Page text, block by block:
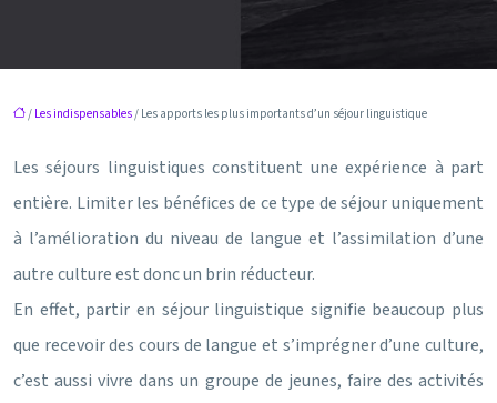
/ Les indispensables/ Les apports les plus importants d’un séjour linguistique
Les séjours linguistiques constituent une expérience à part
entière. Limiter les bénéfices de ce type de séjour uniquement
à l’amélioration du niveau de langue et l’assimilation d’une
autre culture est donc un brin réducteur.
En effet, partir en séjour linguistique signifie beaucoup plus
que recevoir des cours de langue et s’imprégner d’une culture,
c’est aussi vivre dans un groupe de jeunes, faire des activités